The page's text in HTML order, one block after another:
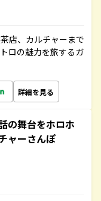
店、カルチャーまで
ロの魅力を旅するガ
詳細を見る
の舞台をホロホ
ャーさんぽ